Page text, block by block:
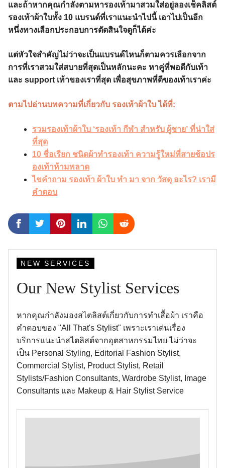
และถ้าหากคุณกำลังตามหารองเท้ามาสวมใส่อยู่ลองเช็คลิสต์
รองเท้าผ้าใบทั้ง 10 แบรนด์ที่เราแนะนำไปนี้ เอาไปเป็นอีก
หนึ่งทางเลือกประกอบการตัดสินใจดูก็ได้ค่ะ
แต่หัวใจสำคัญไม่ว่าจะเป็นแบรนด์ไหนก็ตามควรเลือกจาก
การที่เราสวมใส่สบายที่สุดเป็นหลักนะคะ หาคู่ที่พอดีกับเท้า
และ support เท้าของเราที่สุด เพื่อสุขภาพที่ดีของเท้าเราค่ะ
ตามไปอ่านบทความที่เกี่ยวกับ รองเท้าผ้าใบ ได้ที่:
รวมรองเท้าผ้าใบ ‘รองเท้า กีฬา สำหรับ ผู้ชาย’ ที่น่าใส่
ที่สุด
10 ชื่อเรียก ชนิดผ้าทำรองเท้า ความรู้ใหม่ที่สายช้อปร
องเท้าห้ามพลาด
ไขคำถาม รองเท้า ผ้าใบ ทํา มา จาก วัสดุ อะไร? เรามี
คำตอบ
NEW SERVICES
Our New Stylist Services
หากคุณกำลังมองสไตลิสต์เกี่ยวกับการทำเสื้อผ้า เราคือ
คำตอบของ "All That's Stylist" เพราะเราเด่นเรื่อง
บริการแนะนำสไตลิสต์จากอุตสาหกรรมไทย ไม่ว่าจะ
เป็น Personal Styling, Editorial Fashion Stylist,
Commercial Stylist, Product Stylist, Retail
Stylists/Fashion Consultants, Wardrobe Stylist, Image
Consultants และ Makeup & Hair Stylist Service